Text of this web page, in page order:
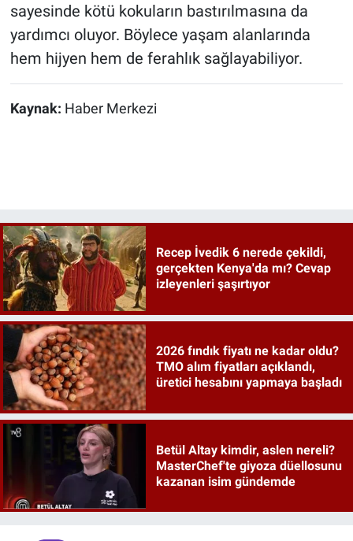
sayesinde kötü kokuların bastırılmasına da
yardımcı oluyor. Böylece yaşam alanlarında
hem hijyen hem de ferahlık sağlayabiliyor.
Kaynak: Haber Merkezi
Recep İvedik 6 nerede çekildi,
gerçekten Kenya'da mı? Cevap
izleyenleri şaşırtıyor
2026 fındık fiyatı ne kadar oldu?
TMO alım fiyatları açıklandı,
üretici hesabını yapmaya başladı
Betül Altay kimdir, aslen nereli?
MasterChef'te giyoza düellosunu
kazanan isim gündemde